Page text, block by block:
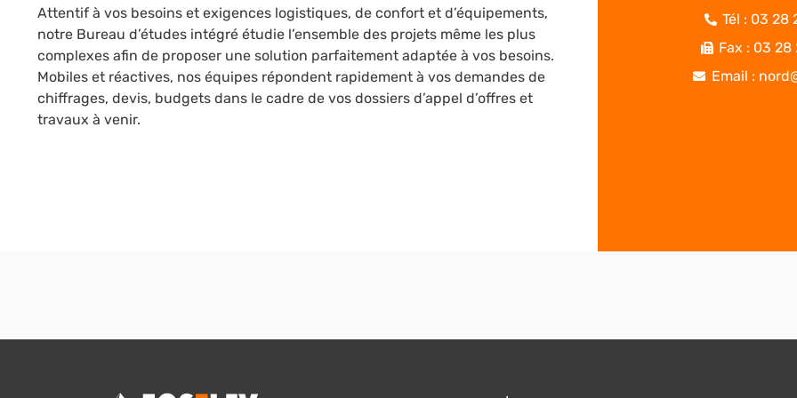
Attentif à vos besoins et exigences logistiques, de confort et d’équipements,
notre Bureau d’études intégré étudie l’ensemble des projets même les plus
complexes afin de proposer une solution parfaitement adaptée à vos besoins.
Mobiles et réactives, nos équipes répondent rapidement à vos demandes de
chiffrages, devis, budgets dans le cadre de vos dossiers d’appel d’offres et
travaux à venir.
Tél : 03 28
Fax : 03 28
Email :